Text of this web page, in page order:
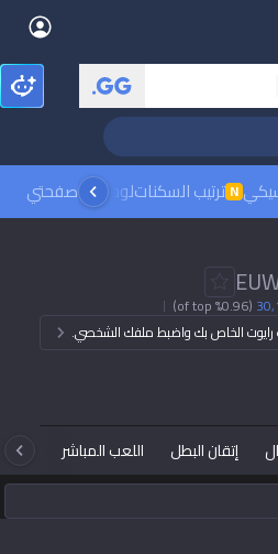
Nترتيب السكناتلوحات الصدارة
صفحتي
(0.96% of top)
رايوت الخاص بك واضبط ملفك الشخصي.
إتقان البطل اللعب المباشر
Teamfight Tactics
Pokémon Champions
OVERWATCH2
Slay The Spire 2
Beta
Fortnite
Soon